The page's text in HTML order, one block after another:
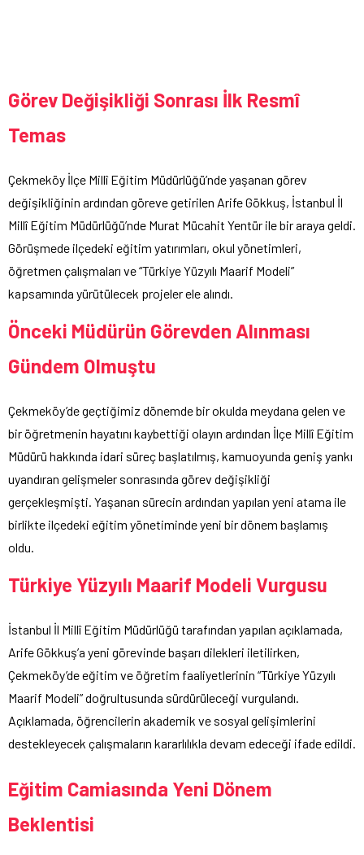
Görev Değişikliği Sonrası İlk Resmî
Temas
Çekmeköy İlçe Millî Eğitim Müdürlüğü’nde yaşanan görev
değişikliğinin ardından göreve getirilen Arife Gökkuş, İstanbul İl
Millî Eğitim Müdürlüğü’nde Murat Mücahit Yentür ile bir araya geldi.
Görüşmede ilçedeki eğitim yatırımları, okul yönetimleri,
öğretmen çalışmaları ve “Türkiye Yüzyılı Maarif Modeli”
kapsamında yürütülecek projeler ele alındı.
Önceki Müdürün Görevden Alınması
Gündem Olmuştu
Çekmeköy’de geçtiğimiz dönemde bir okulda meydana gelen ve
bir öğretmenin hayatını kaybettiği olayın ardından İlçe Millî Eğitim
Müdürü hakkında idari süreç başlatılmış, kamuoyunda geniş yankı
uyandıran gelişmeler sonrasında görev değişikliği
gerçekleşmişti. Yaşanan sürecin ardından yapılan yeni atama ile
birlikte ilçedeki eğitim yönetiminde yeni bir dönem başlamış
oldu.
Türkiye Yüzyılı Maarif Modeli Vurgusu
İstanbul İl Millî Eğitim Müdürlüğü tarafından yapılan açıklamada,
Arife Gökkuş’a yeni görevinde başarı dilekleri iletilirken,
Çekmeköy’de eğitim ve öğretim faaliyetlerinin “Türkiye Yüzyılı
Maarif Modeli” doğrultusunda sürdürüleceği vurgulandı.
Açıklamada, öğrencilerin akademik ve sosyal gelişimlerini
destekleyecek çalışmaların kararlılıkla devam edeceği ifade edildi.
Eğitim Camiasında Yeni Dönem
Beklentisi